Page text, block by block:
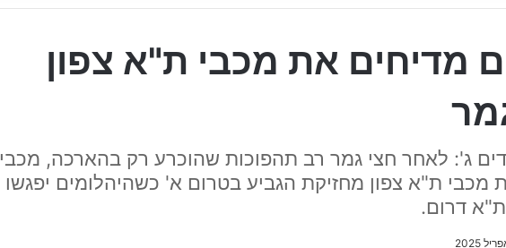
מדיחים את מכבי ת"א צפון
ג': לאחר חצי גמר רב תהפוכות שהוכרע רק בהארכה, מכבי
מכבי ת"א צפון מחזיקת הגביע בטרום א' כשהיהלומים יפגשו
דרום.